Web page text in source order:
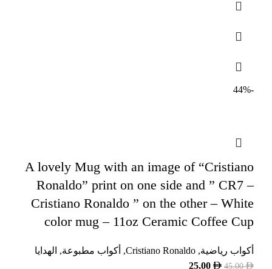
-44%
A lovely Mug with an image of “Cristiano
Ronaldo” print on one side and ” CR7 –
Cristiano Ronaldo ” on the other – White
color mug – 11oz Ceramic Coffee Cup
أكواب رياضية,
Cristiano Ronaldo
, أكواب مطبوعة, الهدايا
45,00
25,00